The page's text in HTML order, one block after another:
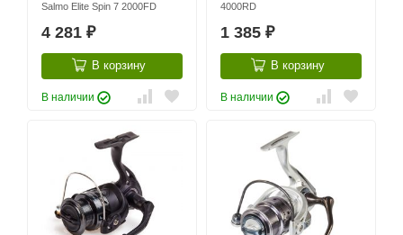
Salmo Elite Spin 7 2000FD
4 281 ₽
В корзину
В наличии
4000RD
1 385 ₽
В корзину
В наличии